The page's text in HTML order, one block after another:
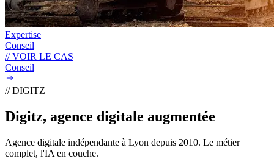
Expertise
Conseil
// VOIR LE CAS
Conseil
// DIGITZ
Digitz, agence digitale augmentée
Agence digitale indépendante à Lyon depuis 2010. Le métier
complet, l'IA en couche.